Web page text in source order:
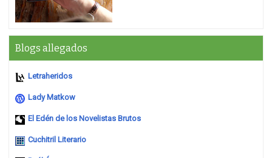
Blogs allegados
Letraheridos
Lady Matkow
El Edén de los Novelistas Brutos
Cuchitril Literario